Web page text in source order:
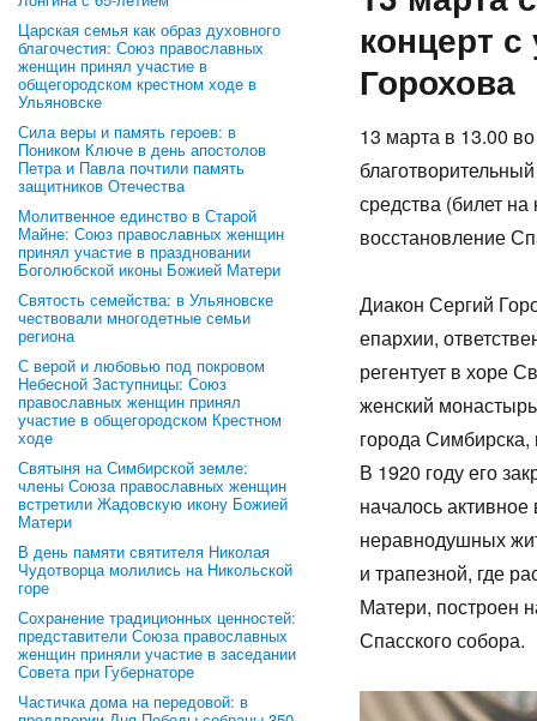
Царская семья как образ духовного
благочестия: Союз православных
женщин принял участие в
общегородском крестном ходе в
Ульяновске
Сила веры и память героев: в
Поником Ключе в день апостолов
Петра и Павла почтили память
защитников Отечества
Молитвенное единство в Старой
Майне: Союз православных женщин
принял участие в праздновании
Боголюбской иконы Божией Матери
Святость семейства: в Ульяновске
чествовали многодетные семьи
региона
С верой и любовью под покровом
Небесной Заступницы: Союз
православных женщин принял
участие в общегородском Крестном
ходе
Святыня на Симбирской земле:
члены Союза православных женщин
встретили Жадовскую икону Божией
Матери
В день памяти святителя Николая
Чудотворца молились на Никольской
горе
Сохранение традиционных ценностей:
представители Союза православных
женщин приняли участие в заседании
Совета при Губернаторе
Частичка дома на передовой: в
концерт
Горохова
13 марта в 13.00
средства (билет
восстановление
Диакон Сергий
епархии,
регентует в хоре
женский
города
В 1920 году его
началось
неравнодушных
и трапезной, где
Матери, построен
Спасского собора.